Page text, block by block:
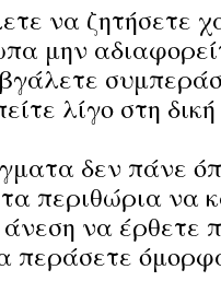
να ζητήσετε
μην
λίγο στη
δεν πάνε
περιθώρια να
να έρθετε
περάσετε